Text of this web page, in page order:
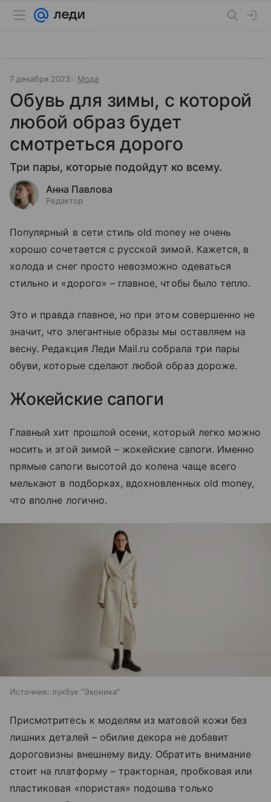
7 декабря 2023 Мода
Обувь для зимы, с которой
любой образ будет
смотреться дорого
Три пары, которые подойдут ко всему.
Анна Павлова
Редактор
Популярный в сети стиль old money не очень
хорошо сочетается с русской зимой. Кажется, в
холода и снег просто невозможно одеваться
стильно и «дорого» – главное, чтобы было тепло.
Это и правда главное, но при этом совершенно не
значит, что элегантные образы мы оставляем на
весну. Редакция Леди Mail.ru собрала три пары
обуви, которые сделают любой образ дороже.
Жокейские сапоги
Главный хит прошлой осени, который легко можно
носить и этой зимой – жокейские сапоги. Именно
прямые сапоги высотой до колена чаще всего
мелькают в подборках, вдохновленных old money,
что вполне логично.
Источник: лукбук "Эконика"
Присмотритесь к моделям из матовой кожи без
лишних деталей – обилие декора не добавит
дороговизны внешнему виду. Обратить внимание
стоит на платформу – тракторная, пробковая или
пластиковая «пористая» подошва только